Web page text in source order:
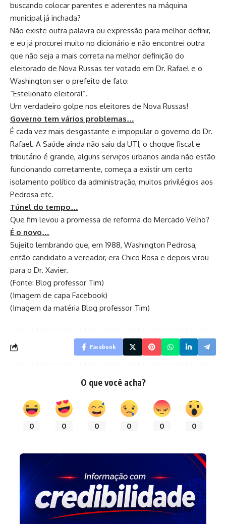
buscando colocar parentes e aderentes na máquina
municipal já inchada?
Não existe outra palavra ou expressão para melhor definir,
e eu já procurei muito no dicionário e não encontrei outra
que não seja a mais correta na melhor definição do
eleitorado de Nova Russas ter votado em Dr. Rafael e o
Washington ser o prefeito de fato:
“Estelionato eleitoral”.
Um verdadeiro golpe nos eleitores de Nova Russas!
Governo tem vários problemas…
É cada vez mais desgastante e impopular o governo do Dr.
Rafael. A Saúde ainda não saiu da UTI, o choque fiscal e
tributário é grande, alguns serviços urbanos ainda não estão
funcionando corretamente, começa a existir um certo
isolamento político da administração, muitos privilégios aos
Pedrosa etc.
Túnel do tempo…
Que fim levou a promessa de reforma do Mercado Velho?
É o novo…
Sujeito lembrando que, em 1988, Washington Pedrosa,
então candidato a vereador, era Chico Rosa e depois virou
para o Dr. Xavier.
(Fonte: Blog professor Tim)
(Imagem de capa Facebook)
(Imagem da matéria Blog professor Tim)
Facebook
O que você acha?
0 0 0 0 0 0